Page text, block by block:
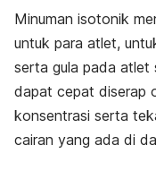
Minuman isotonik
untuk para atlet,
serta gula pada atlet
dapat cepat diserap
konsentrasi serta
cairan yang ada di